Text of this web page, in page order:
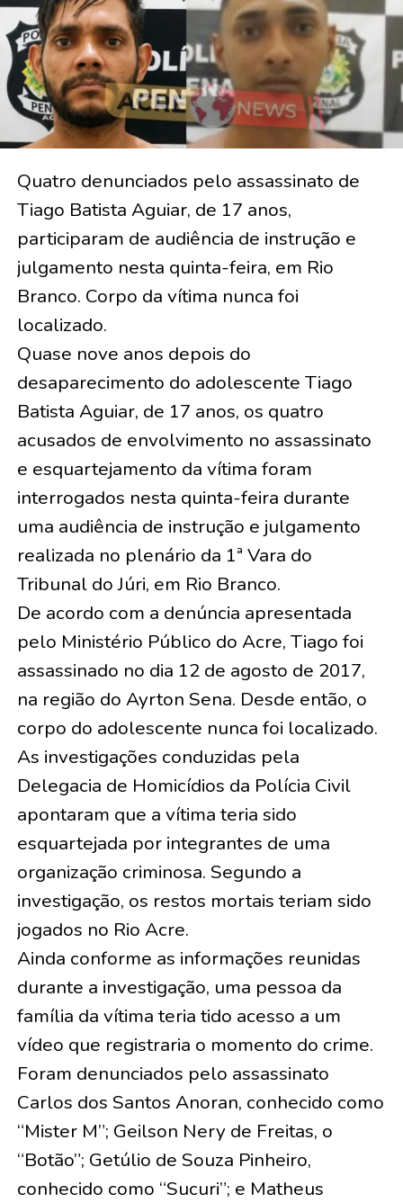
Quatro denunciados pelo assassinato de
Tiago Batista Aguiar, de 17 anos,
participaram de audiência de instrução e
julgamento nesta quinta-feira, em Rio
Branco. Corpo da vítima nunca foi
localizado.
Quase nove anos depois do
desaparecimento do adolescente Tiago
Batista Aguiar, de 17 anos, os quatro
acusados de envolvimento no assassinato
e esquartejamento da vítima foram
interrogados nesta quinta-feira durante
uma audiência de instrução e julgamento
realizada no plenário da 1ª Vara do
Tribunal do Júri, em Rio Branco.
De acordo com a denúncia apresentada
pelo Ministério Público do Acre, Tiago foi
assassinado no dia 12 de agosto de 2017,
na região do Ayrton Sena. Desde então, o
corpo do adolescente nunca foi localizado.
As investigações conduzidas pela
Delegacia de Homicídios da Polícia Civil
apontaram que a vítima teria sido
esquartejada por integrantes de uma
organização criminosa. Segundo a
investigação, os restos mortais teriam sido
jogados no Rio Acre.
Ainda conforme as informações reunidas
durante a investigação, uma pessoa da
família da vítima teria tido acesso a um
vídeo que registraria o momento do crime.
Foram denunciados pelo assassinato
Carlos dos Santos Anoran, conhecido como
“Mister M”; Geilson Nery de Freitas, o
“Botão”; Getúlio de Souza Pinheiro,
conhecido como “Sucuri”; e Matheus